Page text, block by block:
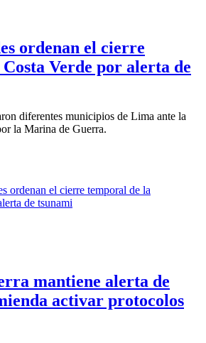
ordenan el cierre
Verde por alerta de
diferentes municipios de Lima ante la
la Marina de Guerra.
mantiene alerta de
activar protocolos